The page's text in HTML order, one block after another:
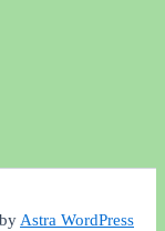
Astra WordPress